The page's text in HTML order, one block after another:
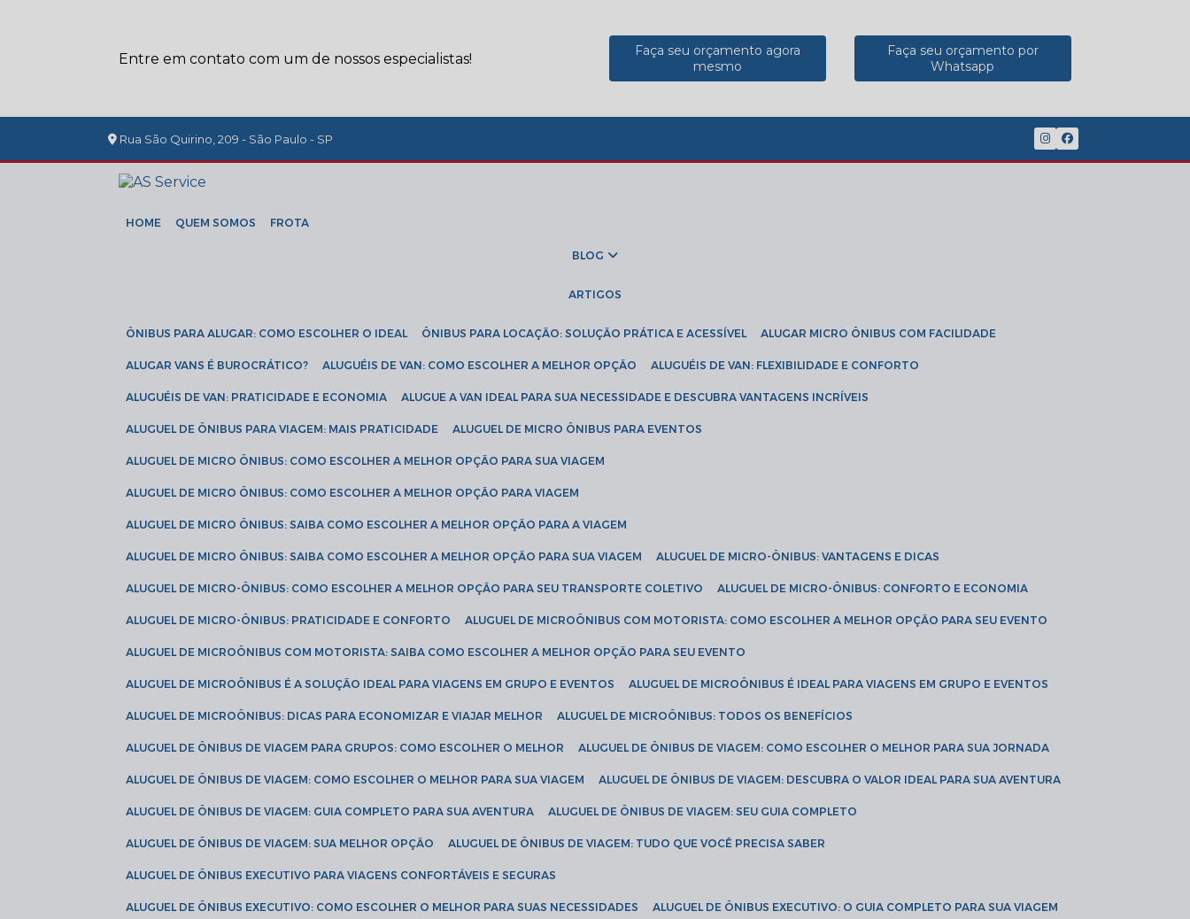
Entre em contato com um de nossos especialistas!
Faça seu orçamento agora
mesmo
Faça seu orçamento por
Whatsapp
Rua São Quirino, 209 - São Paulo - SP
HOME QUEM SOMOS FROTA
BLOG
ARTIGOS
ÔNIBUS PARA ALUGAR: COMO ESCOLHER O IDEAL ÔNIBUS PARA LOCAÇÃO: SOLUÇÃO PRÁTICA E ACESSÍVEL ALUGAR MICRO ÔNIBUS COM FACILIDADE
ALUGAR VANS É BUROCRÁTICO? ALUGUÉIS DE VAN: COMO ESCOLHER A MELHOR OPÇÃO ALUGUÉIS DE VAN: FLEXIBILIDADE E CONFORTO
ALUGUÉIS DE VAN: PRATICIDADE E ECONOMIA ALUGUE A VAN IDEAL PARA SUA NECESSIDADE E DESCUBRA VANTAGENS INCRÍVEIS
ALUGUEL DE ÔNIBUS PARA VIAGEM: MAIS PRATICIDADE ALUGUEL DE MICRO ÔNIBUS PARA EVENTOS
ALUGUEL DE MICRO ÔNIBUS: COMO ESCOLHER A MELHOR OPÇÃO PARA SUA VIAGEM
ALUGUEL DE MICRO ÔNIBUS: COMO ESCOLHER A MELHOR OPÇÃO PARA VIAGEM
ALUGUEL DE MICRO ÔNIBUS: SAIBA COMO ESCOLHER A MELHOR OPÇÃO PARA A VIAGEM
ALUGUEL DE MICRO ÔNIBUS: SAIBA COMO ESCOLHER A MELHOR OPÇÃO PARA SUA VIAGEM ALUGUEL DE MICRO-ÔNIBUS: VANTAGENS E DICAS
ALUGUEL DE MICRO-ÔNIBUS: COMO ESCOLHER A MELHOR OPÇÃO PARA SEU TRANSPORTE COLETIVO ALUGUEL DE MICRO-ÔNIBUS: CONFORTO E ECONOMIA
ALUGUEL DE MICRO-ÔNIBUS: PRATICIDADE E CONFORTO ALUGUEL DE MICROÔNIBUS COM MOTORISTA: COMO ESCOLHER A MELHOR OPÇÃO PARA SEU EVENTO
ALUGUEL DE MICROÔNIBUS COM MOTORISTA: SAIBA COMO ESCOLHER A MELHOR OPÇÃO PARA SEU EVENTO
ALUGUEL DE MICROÔNIBUS É A SOLUÇÃO IDEAL PARA VIAGENS EM GRUPO E EVENTOS ALUGUEL DE MICROÔNIBUS É IDEAL PARA VIAGENS EM GRUPO E EVENTOS
ALUGUEL DE MICROÔNIBUS: DICAS PARA ECONOMIZAR E VIAJAR MELHOR ALUGUEL DE MICROÔNIBUS: TODOS OS BENEFÍCIOS
ALUGUEL DE ÔNIBUS DE VIAGEM PARA GRUPOS: COMO ESCOLHER O MELHOR ALUGUEL DE ÔNIBUS DE VIAGEM: COMO ESCOLHER O MELHOR PARA SUA JORNADA
ALUGUEL DE ÔNIBUS DE VIAGEM: COMO ESCOLHER O MELHOR PARA SUA VIAGEM ALUGUEL DE ÔNIBUS DE VIAGEM: DESCUBRA O VALOR IDEAL PARA SUA AVENTURA
ALUGUEL DE ÔNIBUS DE VIAGEM: GUIA COMPLETO PARA SUA AVENTURA ALUGUEL DE ÔNIBUS DE VIAGEM: SEU GUIA COMPLETO
ALUGUEL DE ÔNIBUS DE VIAGEM: SUA MELHOR OPÇÃO ALUGUEL DE ÔNIBUS DE VIAGEM: TUDO QUE VOCÊ PRECISA SABER
ALUGUEL DE ÔNIBUS EXECUTIVO PARA VIAGENS CONFORTÁVEIS E SEGURAS
ALUGUEL DE ÔNIBUS EXECUTIVO: COMO ESCOLHER O MELHOR PARA SUAS NECESSIDADES ALUGUEL DE ÔNIBUS EXECUTIVO: O GUIA COMPLETO PARA SUA VIAGEM